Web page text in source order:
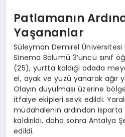
Patlamanın
Yaşananlar
Süleyman Demirel Üniversitesi
Sinema Bölümü 3’üncü sınıf
(25), yurtta kaldığı odada
el, ayak ve yüzü yanarak ağır
Olayın duyulması üzerine
itfaiye ekipleri sevk edildi.
müdahalenin ardından Isparta
kaldırıldı, daha sonra Antalya
edildi.